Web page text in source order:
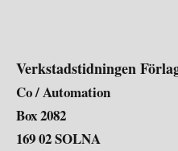
Verkstadstidningen
Co / Automation
Box 2082
169 02 SOLNA